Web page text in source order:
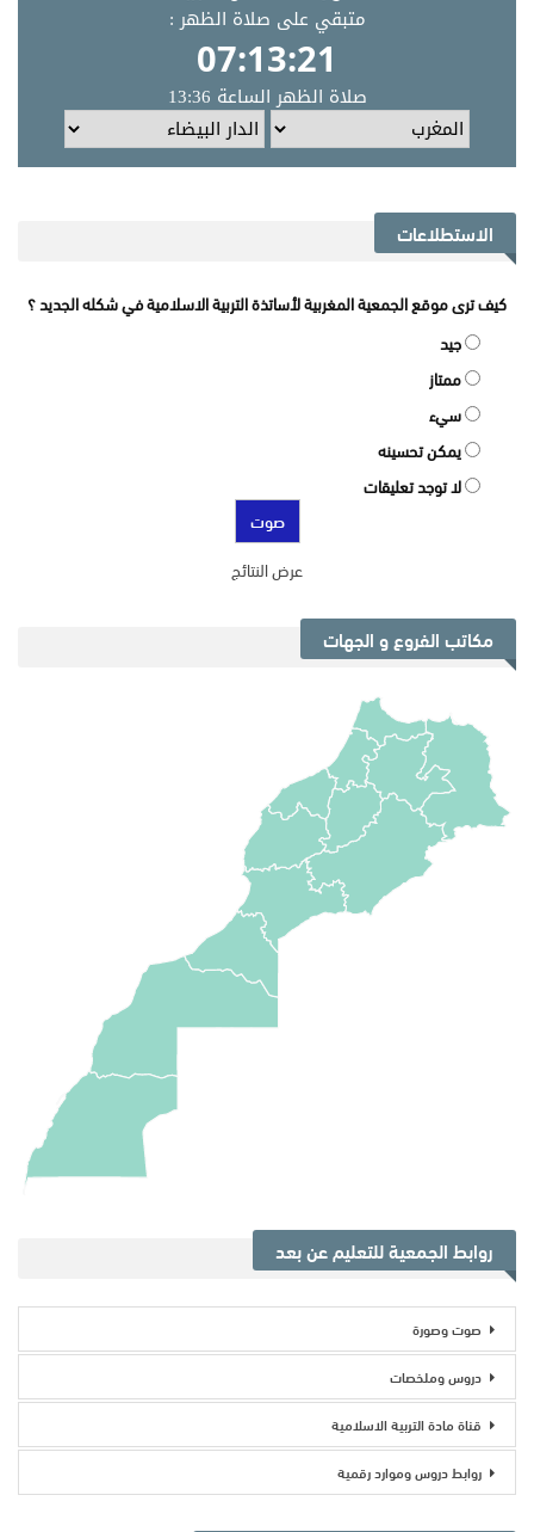
الاستطلاعات
كيف ترى موقع الجمعية المغربية لأساتذة التربية الاسلامية في شكله الجديد ؟
جيد
ممتاز
سيء
يمكن تحسينه
لا توجد تعليقات
عرض النتائج
مكاتب الفروع و الجهات
روابط الجمعية للتعليم عن بعد
صوت وصورة
دروس وملخصات
قناة مادة التربية الاسلامية
روابط دروس وموارد رقمية